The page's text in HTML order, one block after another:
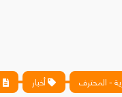
- المحترف أخبار